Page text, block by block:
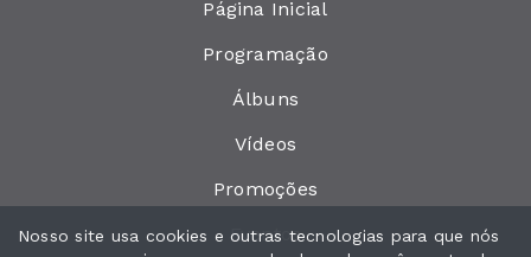
Página Inicial
Programação
Álbuns
Vídeos
Promoções
Eventos
Nosso site usa cookies e outras tecnologias para que nós